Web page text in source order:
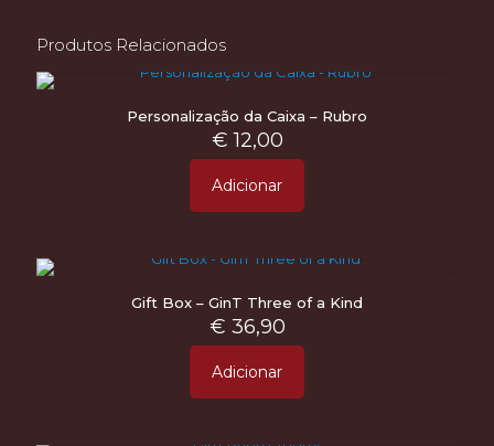
Produtos Relacionados
Personalização da Caixa – Rubro
€ 12,00
Adicionar
Gift Box – GinT Three of a Kind
€ 36,90
Adicionar